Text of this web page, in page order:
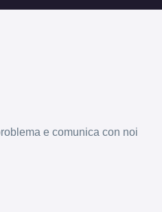
e comunica con noi